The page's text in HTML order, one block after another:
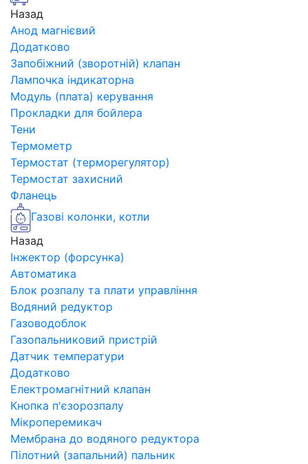
Назад
Анод магнієвий
Додатково
Запобіжний (зворотній) клапан
Лампочка індикаторна
Модуль (плата) керування
Прокладки для бойлера
Тени
Термометр
Термостат (терморегулятор)
Термостат захисний
Фланець
Газові колонки, котли
Назад
Інжектор (форсунка)
Автоматика
Блок розпалу та плати управління
Водяний редуктор
Газоводоблок
Газопальниковий пристрій
Датчик температури
Додатково
Електромагнітний клапан
Кнопка п'єзорозпалу
Мікроперемикач
Мембрана до водяного редуктора
Пілотний (запальний) пальник